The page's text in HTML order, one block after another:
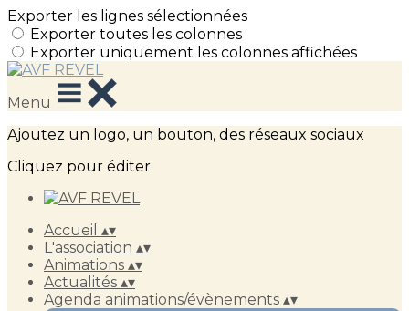
Exporter les lignes sélectionnées
Exporter toutes les colonnes
Exporter uniquement les colonnes affichées
Menu
Ajoutez un logo, un bouton, des réseaux sociaux
Cliquez pour éditer
Accueil ▴▾
L'association ▴▾
Animations ▴▾
Actualités ▴▾
Agenda animations/évènements ▴▾